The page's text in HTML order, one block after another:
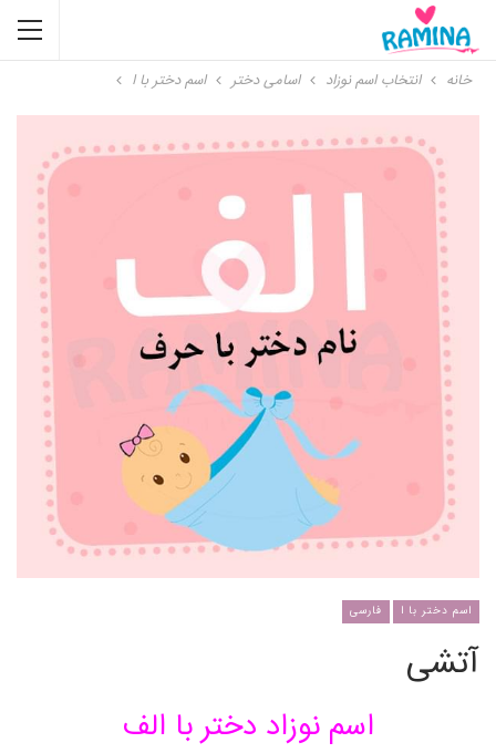
خانه انتخاب اسم نوزاد اسامی دختر اسم دختر با ا
اسم دختر با ا فارسی
آتشی
اسم نوزاد دختر با الف